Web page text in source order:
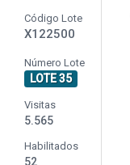
Código Lote
X122500
Número Lote
LOTE 35
Visitas
5.565
Habilitados
52